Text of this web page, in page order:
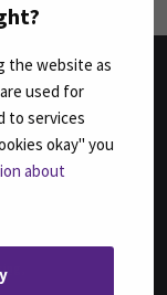
the website as
used for
to services
okay" you
about